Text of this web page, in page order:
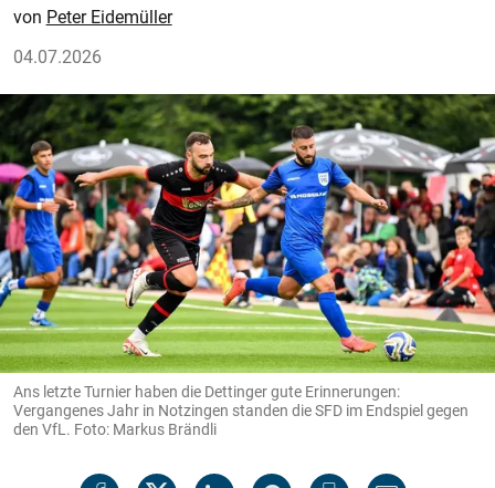
Peter Eidemüller
04.07.2026
Ans letzte Turnier haben die Dettinger gute Erinnerungen:
Vergangenes Jahr in Notzingen standen die SFD im Endspiel gegen
den VfL. Foto: Markus Brändli